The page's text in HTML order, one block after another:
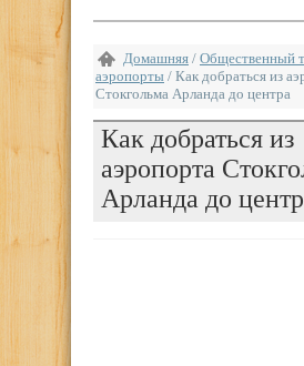
Домашняя / Общественный
аэропорты / Как добраться из
Стокгольма Арланда до центра
Как добраться из
аэропорта
Арланда до